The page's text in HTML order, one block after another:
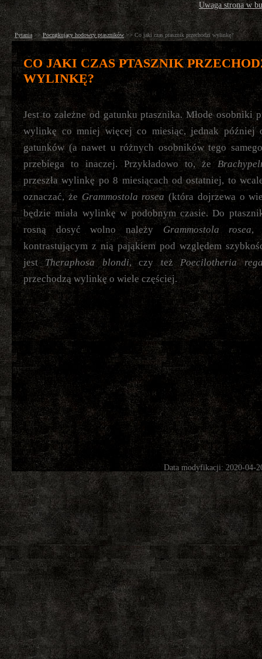
Uwaga strona w
Pytania>> Początkujący hodowcy ptaszników >> Co jaki czas ptasznik przechodzi wylinkę?
CO JAKI CZAS PTASZNIK
WYLINKĘ?
Jest to zależne od gatunku ptasznika. Młode osobniki
wylinkę co mniej więcej co miesiąc, jednak później
gatunków (a nawet u różnych osobników tego
przebiega to inaczej. Przykładowo to, że
przeszła wylinkę po 8 miesiącach od ostatniej, to
oznaczać, że Grammostola rosea (która dojrzewa o
będzie miała wylinkę w podobnym czasie. Do
rosną dosyć wolno należy Grammostola rosea,
kontrastującym z nią pająkiem pod względem
jestTheraphosa blondi, czy teżPoecilotheria
przechodzą wylinkę o wiele częściej.
Data modyfikacji: 2020-04-